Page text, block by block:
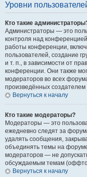
Уровни
Кто такие
Администраторы — это
контроля над
работы конференции,
пользователей, создание
и т. п., в зависимости от
конференции. Они также
модераторов во всех
произведённых
Вернуться к началу
Кто такие модераторы?
Модераторы — это
ежедневно следят за
удалять сообщения,
объединять темы на
модераторов — не
обсуждаемым темам
Вернуться к началу